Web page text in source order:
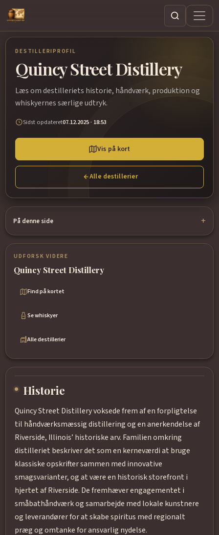
Søg
DESTILLERIPROFIL
Quincy Street Distillery
Læs om destilleriets historie, håndværk, produktion og
whiskyernes særlige udtryk.
Sidst opdateret07.12.2025 · 18:53
Vis på kort
Alle destillerier
På denne side
UDFORSK VIDERE
Quincy Street Distillery
Find på kortet
Se whiskyer
Alle destillerier
Historie
Quincy Street Distillery voksede frem af en forpligtelse
til håndværksmæssig distillering og en anerkendelse af
Riverside, Illinois’ historiske arv. Familien omkring
distilleriet beskriver det som en kerneværdi at bruge
klassiske opskrifter sammen med innovative
smagsvarianter, og at være en historisk storefront i
hjertet af Riverside. De fremhæver engagementet i
småbathåndværk og samarbejde med lokale kunstnere
og leverandører for at skabe spiritus med regionalt
præg og omtanke for ansvarlig nydelse.